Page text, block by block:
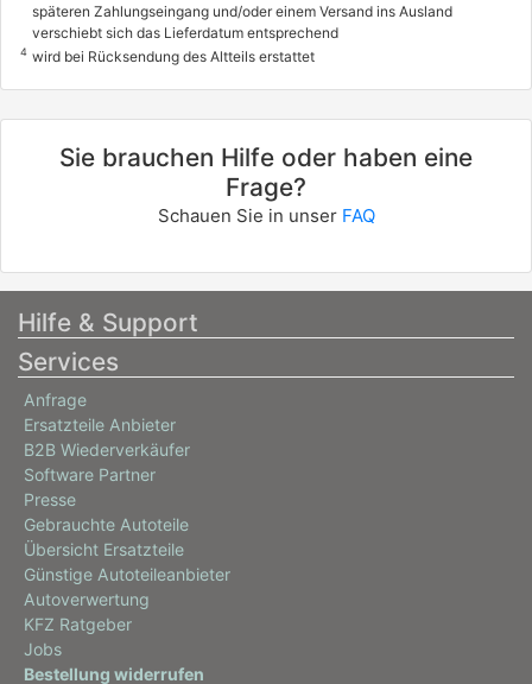
späteren Zahlungseingang und/oder einem Versand ins Ausland
verschiebt sich das Lieferdatum entsprechend
4 wird bei Rücksendung des Altteils erstattet
Sie brauchen Hilfe oder haben eine
Frage?
Schauen Sie in unser FAQ
Hilfe & Support
Services
Anfrage
Ersatzteile Anbieter
B2B Wiederverkäufer
Software Partner
Presse
Gebrauchte Autoteile
Übersicht Ersatzteile
Günstige Autoteileanbieter
Autoverwertung
KFZ Ratgeber
Jobs
Bestellung widerrufen